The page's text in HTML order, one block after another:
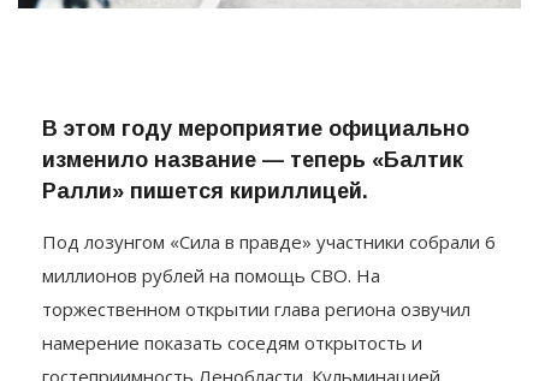
В этом году мероприятие официально
Ралли» пишется кириллицей.
Под лозунгом «Сила в правде» участники собрали 6
миллионов рублей на помощь СВО. На
торжественном открытии глава региона озвучил